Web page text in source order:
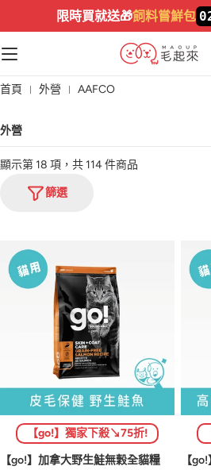
限時買就送🎁飼料嘗鮮包
首頁 外營 AAFCO
外營
顯示第 18 項，共 114 件商品
篩選
【go!】獨家下殺↘75折!
【go!】加拿大野生鮭無穀全貓糧
【